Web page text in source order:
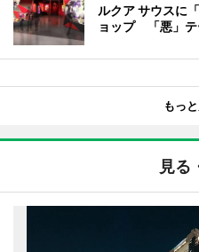
ルクア サウスに
ョップ 「悪」テ
もっ
見る